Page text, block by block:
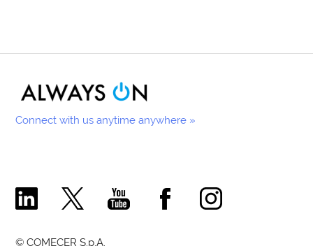
Connect with us anytime anywhere »
Comecer Linkedin Page
Comecer X PageComecer Youtube Channel
Comecer Facebook Page
Comecer Instagram
© COMECER S.p.A.